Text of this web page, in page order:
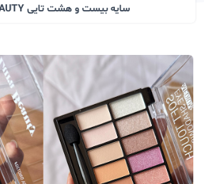
سایه بیست و هشت تایی LURA BEAUTY